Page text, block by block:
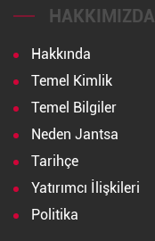
HAKKIMIZDA
Hakkında
Temel Kimlik
Temel Bilgiler
Neden Jantsa
Tarihçe
Yatırımcı İlişkileri
Politika